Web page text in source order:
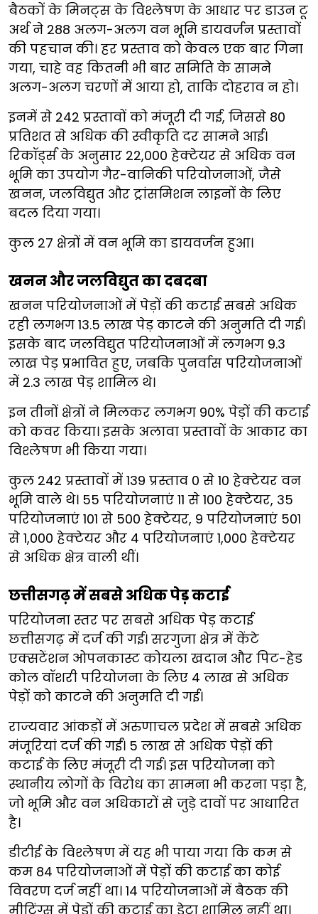
बैठकों के मिनट्स के विश्लेषण के आधार पर डाउन टू
अर्थ ने 288 अलग-अलग वन भूमि डायवर्जन प्रस्तावों
की पहचान की। हर प्रस्ताव को केवल एक बार गिना
गया, चाहे वह कितनी भी बार समिति के सामने
अलग-अलग चरणों में आया हो, ताकि दोहराव न हो।
इनमें से 242 प्रस्तावों को मंजूरी दी गई, जिससे 80
प्रतिशत से अधिक की स्वीकृति दर सामने आई।
रिकॉर्ड्स के अनुसार 22,000 हेक्टेयर से अधिक वन
भूमि का उपयोग गैर-वानिकी परियोजनाओं, जैसे
खनन, जलविद्युत और ट्रांसमिशन लाइनों के लिए
बदल दिया गया।
कुल 27 क्षेत्रों में वन भूमि का डायवर्जन हुआ।
खनन और जलविद्युत का दबदबा
खनन परियोजनाओं में पेड़ों की कटाई सबसे अधिक
रही लगभग 13.5 लाख पेड़ काटने की अनुमति दी गई।
इसके बाद जलविद्युत परियोजनाओं में लगभग 9.3
लाख पेड़ प्रभावित हुए, जबकि पुनर्वास परियोजनाओं
में 2.3 लाख पेड़ शामिल थे।
इन तीनों क्षेत्रों ने मिलकर लगभग 90% पेड़ों की कटाई
को कवर किया। इसके अलावा प्रस्तावों के आकार का
विश्लेषण भी किया गया।
कुल 242 प्रस्तावों में 139 प्रस्ताव 0 से 10 हेक्टेयर वन
भूमि वाले थे। 55 परियोजनाएं 11 से 100 हेक्टेयर, 35
परियोजनाएं 101 से 500 हेक्टेयर, 9 परियोजनाएं 501
से 1,000 हेक्टेयर और 4 परियोजनाएं 1,000 हेक्टेयर
से अधिक क्षेत्र वाली थीं।
छत्तीसगढ़ में सबसे अधिक पेड़ कटाई
परियोजना स्तर पर सबसे अधिक पेड़ कटाई
छत्तीसगढ़ में दर्ज की गई। सरगुजा क्षेत्र में केंटे
एक्सटेंशन ओपनकास्ट कोयला खदान और पिट-हेड
कोल वॉशरी परियोजना के लिए 4 लाख से अधिक
पेड़ों को काटने की अनुमति दी गई।
राज्यवार आंकड़ों में अरुणाचल प्रदेश में सबसे अधिक
मंजूरियां दर्ज की गईं। 5 लाख से अधिक पेड़ों की
कटाई के लिए मंजूरी दी गई। इस परियोजना को
स्थानीय लोगों के विरोध का सामना भी करना पड़ा है,
जो भूमि और वन अधिकारों से जुड़े दावों पर आधारित
है।
डीटीई के विश्लेषण में यह भी पाया गया कि कम से
कम 84 परियोजनाओं में पेड़ों की कटाई का कोई
विवरण दर्ज नहीं था। 14 परियोजनाओं में बैठक की
मीटिंग्स में पेड़ों की कटाई का डेटा शामिल नहीं था।